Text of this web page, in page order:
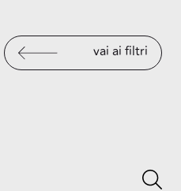
vai ai filtri